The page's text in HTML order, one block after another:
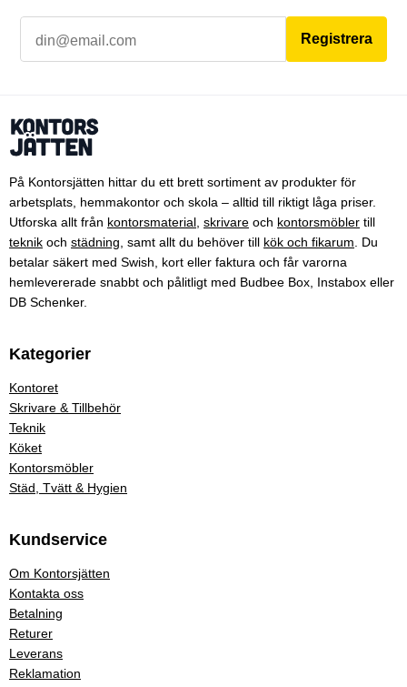
Registrera
På Kontorsjätten hittar du ett brett sortiment av produkter för
arbetsplats, hemmakontor och skola – alltid till riktigt låga priser.
Utforska allt från kontorsmaterial skrivare och kontorsmöbler till
teknik och städning , samt allt du behöver till kök och fikarum . Du
betalar säkert med Swish, kort eller faktura och får varorna
hemlevererade snabbt och pålitligt med Budbee Box, Instabox eller
DB Schenker.
Kategorier
Kontoret
Skrivare & Tillbehör
Teknik
Köket
Kontorsmöbler
Städ, Tvätt & Hygien
Kundservice
Om Kontorsjätten
Kontakta oss
Betalning
Returer
Leverans
Reklamation